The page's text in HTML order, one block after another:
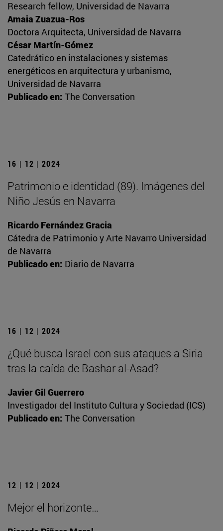
Research fellow, Universidad de Navarra
Amaia Zuazua-Ros
Doctora Arquitecta, Universidad de Navarra
César Martín-Gómez
Catedrático en instalaciones y sistemas
energéticos en arquitectura y urbanismo,
Universidad de Navarra
Publicado en: The Conversation
16 | 12 | 2024
Patrimonio e identidad (89). Imágenes del
Niño Jesús en Navarra
Ricardo Fernández Gracia
Cátedra de Patrimonio y Arte Navarro Universidad
de Navarra
Publicado en: Diario de Navarra
16 | 12 | 2024
¿Qué busca Israel con sus ataques a Siria
tras la caída de Bashar al-Asad?
Javier Gil Guerrero
Investigador del Instituto Cultura y Sociedad (ICS)
Publicado en: The Conversation
12 | 12 | 2024
Mejor el horizonte…